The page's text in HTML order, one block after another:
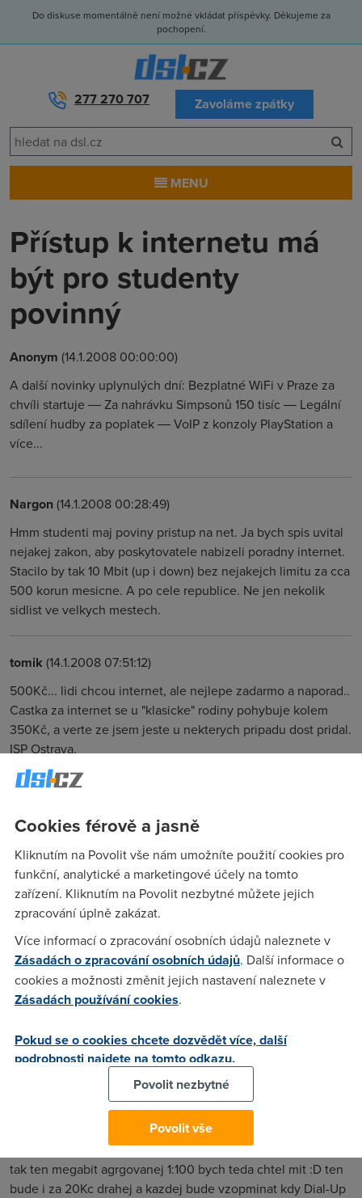
Do diskuse momentálně není možné vkládat příspěvky. Děkujeme za
pochopení.
277 270 707 Zavoláme zpátky
MENU
Přístup k internetu má
být pro studenty
povinný
Anonym (14.1.2008 00:00:00)
A další novinky uplynulých dní: Bezplatné WiFi v Praze za
chvíli startuje ― Za nahrávku Simpsonů 150 tisíc ― Legální
sdílení hudby za poplatek ― VoIP z konzoly PlayStation a
více...
Nargon(14.1.2008 00:28:49)
Hmm studenti maj poviny pristup na net. Ja bych spis uvital
nejakej zakon, aby poskytovatele nabizeli poradny internet.
Stacilo by tak 10 Mbit (up i down) bez nejakejch limitu za cca
500 korun mesicne. A po cele republice. Ne jen nekolik
sidlist ve velkych mestech.
tomik (14.1.2008 07:51:12)
500Kč... lidi chcou internet, ale nejlepe zadarmo a naporad..
Castka za internet se u "klasicke" rodiny pohybuje kolem
350Kč, a verte ze jsem jeste u nekterych pripadu dost pridal.
ISP Ostrava.
Podle mych zkusenosti by pruemrnemu uzivateli (vcetne
stredoskolaka pripravujciiho se na vaucovani) stacil 1Mbit
up/down za castku 200 Kc. Az toho dosahneme, bude to
strednedobe pouzitelne.
Radek(14.1.2008 10:50:37)
Ty bys dělal poskytovatele za 200kc/mes? Budes jezdit
favoritem do smrti s takovou:)
nemam(14.1.2008 14:57:28)
pokud ten megabit za 200,- proda v agregaci 1:100 vydela v
(15.1.2008 10:45:56)
tak ten megabit agrgovanej 1:100 bych teda chtel mit :D ten
bude i za 20Kc drahej a kazdej bude vzopminat kdy Dial-Up
Cookies férově a jasně
Kliknutím na Povolit vše nám umožníte použití cookies pro
funkční, analytické a marketingové účely na tomto
zařízení. Kliknutím na Povolit nezbytné můžete jejich
zpracování úplně zakázat.
Více informací o zpracování osobních údajů naleznete v
Zásadách o zpracování osobních údajů. Další informace o
cookies a možnosti změnit jejich nastavení naleznete v
Zásadách používání cookies.
Pokud se o cookies chcete dozvědět více, další
podrobnosti najdete na tomto odkazu.
Povolit nezbytné
Povolit vše